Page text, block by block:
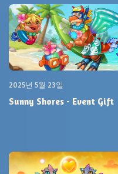
2025년 5월 23일
Sunny Shores - Event Gift